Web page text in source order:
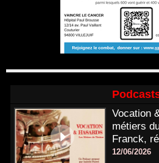
Vocation
métiers
Franck,
12/06/2026